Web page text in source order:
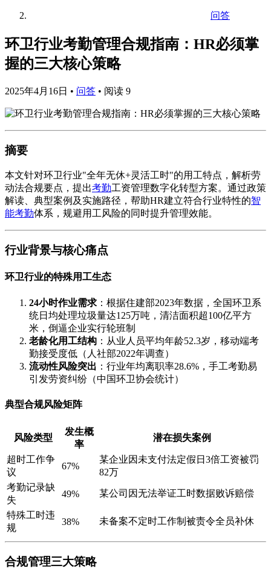
问答
环卫行业考勤管理合规指南：HR必须掌
握的三大核心策略
2025年4月16日 • 问答 • 阅读 9
摘要
本文针对环卫行业"全年无休+灵活工时"的用工特点，解析劳
动法合规要点，提出考勤工资管理数字化转型方案。通过政策
解读、典型案例及实施路径，帮助HR建立符合行业特性的智
能考勤体系，规避用工风险的同时提升管理效能。
行业背景与核心痛点
环卫行业的特殊用工生态
24小时作业需求 ：根据住建部2023年数据，全国环卫系
统日均处理垃圾量达125万吨，清洁面积超100亿平方
米，倒逼企业实行轮班制
老龄化用工结构 ：从业人员平均年龄52.3岁，移动端考
勤接受度低（人社部2022年调查）
流动性风险突出 ：行业年均离职率28.6%，手工考勤易
引发劳资纠纷（中国环卫协会统计）
典型合规风险矩阵
风险类型
发生概
率
潜在损失案例
超时工作争
议
67%
某企业因未支付法定假日3倍工资被罚
82万
考勤记录缺
失
49% 某公司因无法举证工时数据败诉赔偿
特殊工时违
规
38% 未备案不定时工作制被责令全员补休
合规管理三大策略